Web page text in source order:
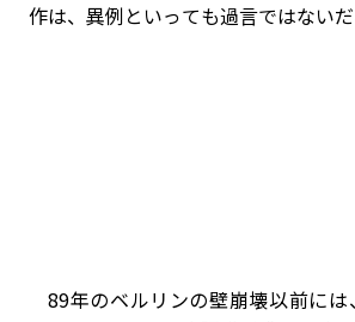
作は、異例といっても過言ではないだ
89年のベルリンの壁崩壊以前には